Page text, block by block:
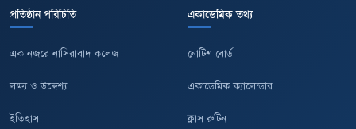
প্রতিষ্ঠান পরিচিতি
এক নজরে নাসিরাবাদ কলেজ
লক্ষ্য ও উদ্দেশ্য
ইতিহাস
একাডেমিক তথ্য
নোটিশ বোর্ড
একাডেমিক ক্যালেন্ডার
ক্লাস রুটিন